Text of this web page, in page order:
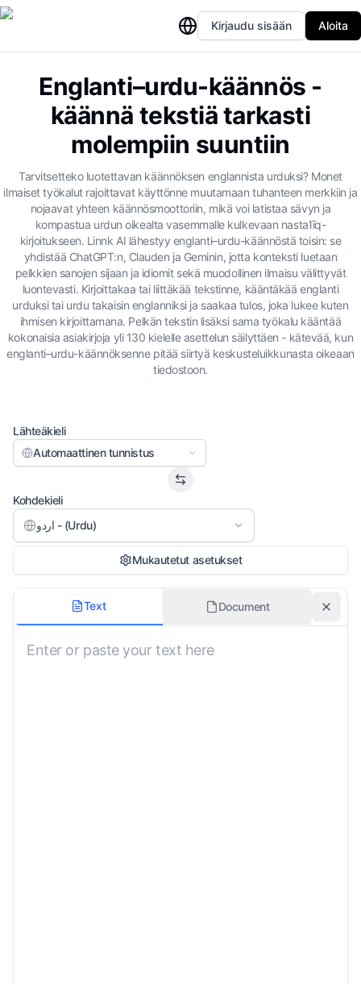
Kirjaudu sisään Aloita
Englanti–urdu-käännös -
käännä tekstiä tarkasti
molempiin suuntiin
Tarvitsetteko luotettavan käännöksen englannista urduksi? Monet
ilmaiset työkalut rajoittavat käyttönne muutamaan tuhanteen merkkiin ja
nojaavat yhteen käännösmoottoriin, mikä voi latistaa sävyn ja
kompastua urdun oikealta vasemmalle kulkevaan nastaʿlīq-
kirjoitukseen. Linnk AI lähestyy englanti–urdu-käännöstä toisin: se
yhdistää ChatGPT:n, Clauden ja Geminin, jotta konteksti luetaan
pelkkien sanojen sijaan ja idiomit sekä muodollinen ilmaisu välittyvät
luontevasti. Kirjoittakaa tai liittäkää tekstinne, kääntäkää englanti
urduksi tai urdu takaisin englanniksi ja saakaa tulos, joka lukee kuten
ihmisen kirjoittamana. Pelkän tekstin lisäksi sama työkalu kääntää
kokonaisia asiakirjoja yli 130 kielelle asettelun säilyttäen - kätevää, kun
englanti–urdu-käännöksenne pitää siirtyä keskusteluikkunasta oikeaan
tiedostoon.
Lähteäkieli
Automaattinen tunnistus
Kohdekieli
اردو - (Urdu)
Mukautetut asetukset
Ei määritelty
Säilytä alkuperäinen muotoilu
Text Document